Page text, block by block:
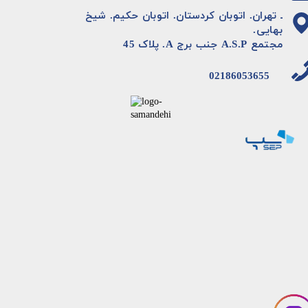
ـ تهران. اتوبان کردستان. اتوبان حکیم. شیخ
بهایی.
مجتمع A.S.P جنب برج A. پلاک 45
02186053655